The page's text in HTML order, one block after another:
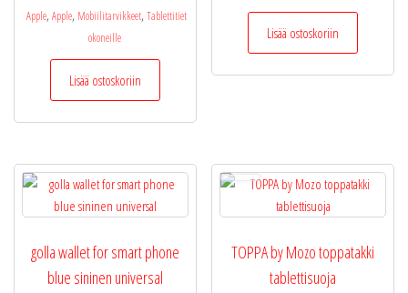
Apple, Apple, Mobiilitarvikkeet, Tablettitiet
okoneille
Lisää ostoskoriin
Lisää ostoskoriin
golla wallet for smart phone
blue sininen universal
TOPPA by Mozo toppatakki
tablettisuoja